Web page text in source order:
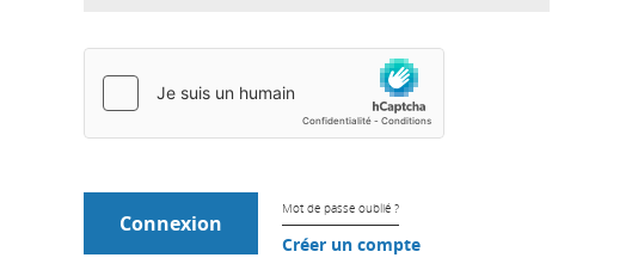
Mot de passe oublié ?
Créer un compte